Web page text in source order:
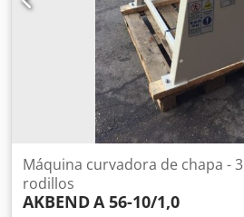
Máquina curvadora de chapa - 3
rodillos
AKBENDA 56-10/1,0